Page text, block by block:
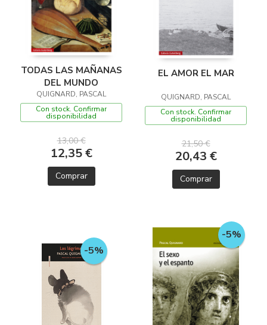
TODAS LAS MAÑANAS
DEL MUNDO
QUIGNARD, PASCAL
Con stock. Confirmar
disponibilidad
13,00 €
12,35 €
Comprar
EL AMOR EL MAR
QUIGNARD, PASCAL
Con stock. Confirmar
disponibilidad
21,50 €
20,43 €
Comprar
-5%
-5%